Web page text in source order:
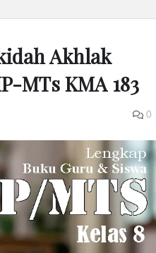
Akhlak
MTs KMA 183
0